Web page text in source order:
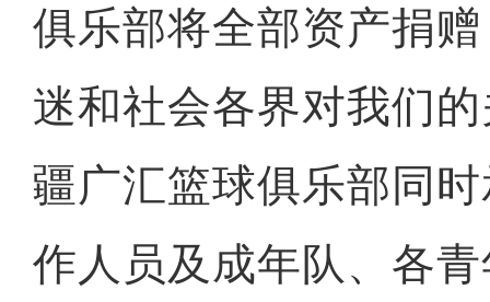
俱乐部将全部资产捐
迷和社会各界对我们
疆广汇篮球俱乐部同
作人员及成年队、各